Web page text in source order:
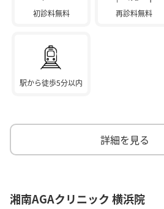
初診料無料 再診料無料
駅から徒歩5分以内
詳細を見る
湘南AGAクリニック 横浜院